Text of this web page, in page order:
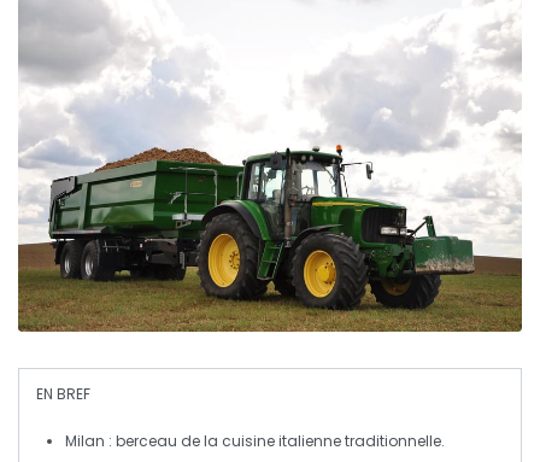
EN BREF
Milan : berceau de la cuisine italienne traditionnelle.